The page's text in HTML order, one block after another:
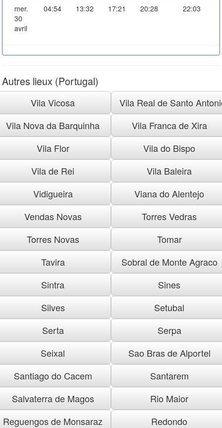
mer.
30
avril
04:54 13:32 17:21 20:28 22:03
Autres lieux (Portugal)
Vila Vicosa
Vila Real de Santo
Vila Nova da Barquinha
Vila Franca de Xira
Vila Flor
Vila do Bispo
Vila de Rei
Vila Baleira
Vidigueira
Viana do Alentejo
Vendas Novas
Torres Vedras
Torres Novas
Tomar
Tavira
Sobral de Monte Agraco
Sintra
Sines
Silves
Setubal
Serta
Serpa
Seixal
Sao Bras de Alportel
Santiago do Cacem
Santarem
Salvaterra de Magos
Rio Maior
Reguengos de Monsaraz
Redondo